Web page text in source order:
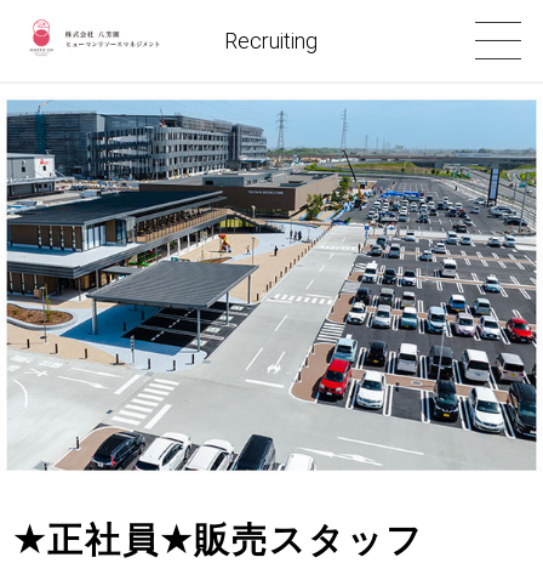
Recruiting
★正社員★販売スタッフ